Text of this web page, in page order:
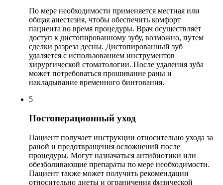
По мере необходимости применяется местная или
общая анестезия, чтобы обеспечить комфорт
пациента во время процедуры. Врач осуществляет
доступ к дистопированному зубу, возможно, путем
сделки разреза десны. Дистопированный зуб
удаляется с использованием инструментов
хирургической стоматологии. После удаления зуба
может потребоваться прошивание раны и
накладывание временного бинтования.
5
Постоперационный уход
Пациент получает инструкции относительно ухода за
раной и предотвращения осложнений после
процедуры. Могут назначаться антибиотики или
обезболивающие препараты по мере необходимости.
Пациент также может получить рекомендации
относительно диеты и ограничения физической